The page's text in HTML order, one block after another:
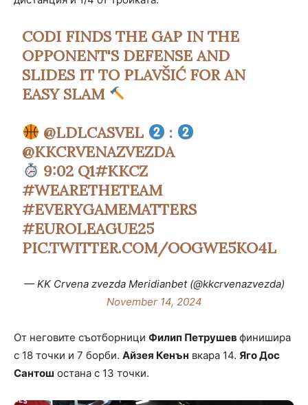
CODI FINDS THE GAP IN THE
OPPONENT'S DEFENSE AND
SLIDES IT TO PLAVŠIĆ FOR AN
EASY SLAM
@LDLCASVEL
:
@KKCRVENAZVEZDA
9:02 Q1#KKCZ
#WEARETHETEAM
#EVERYGAMEMATTERS
#EUROLEAGUE25
PIC.TWITTER.COM/OOGWE5KO4L
— KK Crvena zvezda Meridianbet (@kkcrvenazvezda)
November 14, 2024
От неговите съотборници Филип Петрушев финишира
с 18 точки и 7 борби. Айзея Кенън вкара 14. Яго Дос
Сантош остана с 13 точки.